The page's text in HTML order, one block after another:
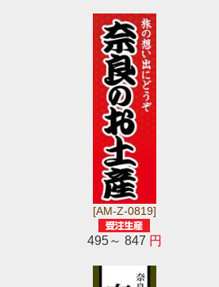
[AM-Z-0819]
495～ 847 円